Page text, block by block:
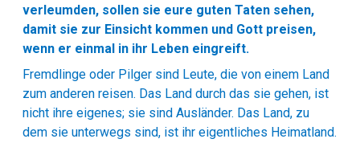
verleumden, sollen sie eure guten Taten sehen,
damit sie zur Einsicht kommen und Gott preisen,
wenn er einmal in ihr Leben eingreift.
Fremdlinge oder Pilger sind Leute, die von einem Land
zum anderen reisen. Das Land durch das sie gehen, ist
nicht ihre eigenes; sie sind Ausländer. Das Land, zu
dem sie unterwegs sind, ist ihr eigentliches Heimatland.